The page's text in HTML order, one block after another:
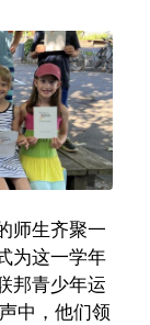
师生齐聚一
为这一学年
邦青少年运
中，他们领